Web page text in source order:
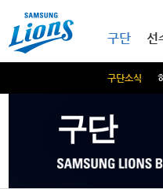
구단
구단소식
선
구단